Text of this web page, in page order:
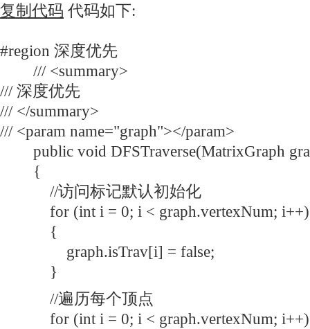
复制代码 代码如下:
#region 深度优先
/// <summary>
/// 深度优先
/// </summary>
/// <param name="graph"></param>
public void DFSTraverse(MatrixGraph
{
//访问标记默认初始化
for (int i = 0; i < graph.vertexNum; i++)
{
graph.isTrav[i] = false;
}
//遍历每个顶点
for (int i = 0; i < graph.vertexNum; i++)